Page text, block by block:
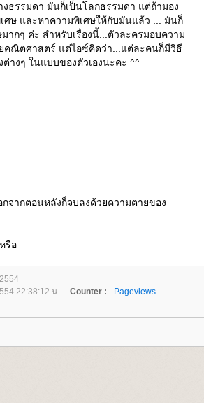
งธรรมดา มันก็เป็นโลกธรรมดา แต่ถ้ามอง
ศษ และหาความพิเศษให้กับมันแล้ว ... มันก็
ากๆ ค่ะ สำหรับเรื่องนี้...ตัวละครมอบความ
คณิตศาสตร์ แต่ไอซ์คิดว่า...แต่ละคนก็มีวิธี
างๆ ในแบบของตัวเองนะคะ ^^
จากตอนหลังก็จบลงด้วยความตายของ
รือ
22:38:12 น. Counter :
Pageviews.